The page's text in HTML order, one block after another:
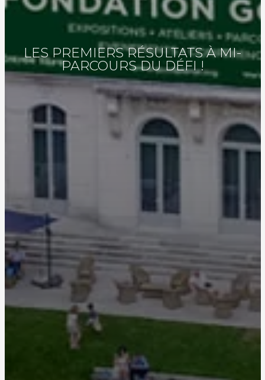
LES PREMIERS RÉSULTATS À MI-
PARCOURS DU DÉFI !